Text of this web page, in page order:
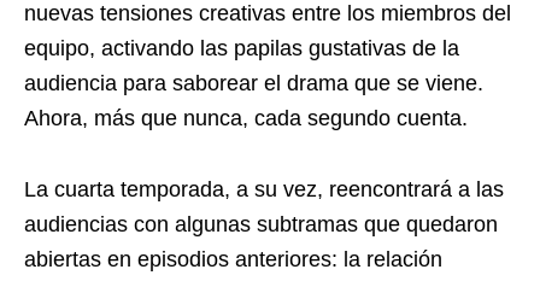
nuevas tensiones creativas entre los miembros del
equipo, activando las papilas gustativas de la
audiencia para saborear el drama que se viene.
Ahora, más que nunca, cada segundo cuenta.
La cuarta temporada, a su vez, reencontrará a las
audiencias con algunas subtramas que quedaron
abiertas en episodios anteriores: la relación